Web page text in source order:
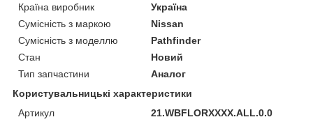
Країна виробник
Україна
Сумісність з маркою
Nissan
Сумісність з моделлю
Pathfinder
Стан
Новий
Тип запчастини
Аналог
Користувальницькі характеристики
Артикул
21.WBFLORXXXX.ALL.0.0